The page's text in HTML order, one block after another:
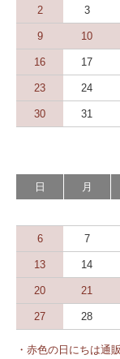
2 3
9 10
16 17
23 24
30 31
日 月
6 7
13 14
20 21
27 28
・赤色の日にちは通